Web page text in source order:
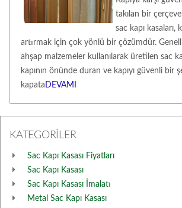
takılan bir
sac kapı kasaları,
artırmak için çok yönlü bir çözümdür.
ahşap malzemeler kullanılarak üretilen sac
kapının önünde duran ve kapıyı güvenli bir
kapata DEVAMI
KATEGORİLER
Sac Kapı Kasası Fiyatları
Sac Kapı Kasası
Sac Kapı Kasası İmalatı
Metal Sac Kapı Kasası